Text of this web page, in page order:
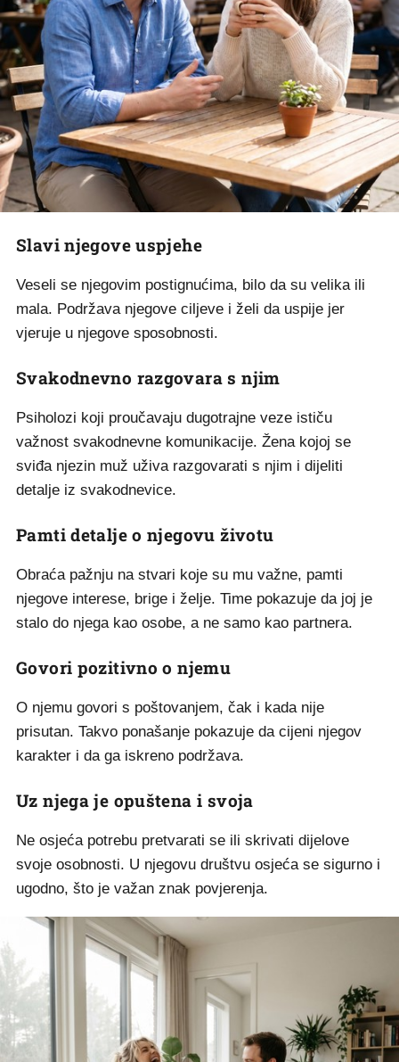
Slavi njegove uspjehe
Veseli se njegovim postignućima, bilo da su velika ili
mala. Podržava njegove ciljeve i želi da uspije jer
vjeruje u njegove sposobnosti.
Svakodnevno razgovara s njim
Psiholozi koji proučavaju dugotrajne veze ističu
važnost svakodnevne komunikacije. Žena kojoj se
sviđa njezin muž uživa razgovarati s njim i dijeliti
detalje iz svakodnevice.
Pamti detalje o njegovu životu
Obraća pažnju na stvari koje su mu važne, pamti
njegove interese, brige i želje. Time pokazuje da joj je
stalo do njega kao osobe, a ne samo kao partnera.
Govori pozitivno o njemu
O njemu govori s poštovanjem, čak i kada nije
prisutan. Takvo ponašanje pokazuje da cijeni njegov
karakter i da ga iskreno podržava.
Uz njega je opuštena i svoja
Ne osjeća potrebu pretvarati se ili skrivati dijelove
svoje osobnosti. U njegovu društvu osjeća se sigurno i
ugodno, što je važan znak povjerenja.